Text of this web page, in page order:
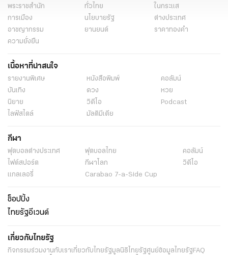
พระราชสำนัก ทั่วไทย
ในกระแส
การเมือง
นโยบายรัฐ
ต่างประเทศ
อาชญากรรม
ยานยนต์
ราคาทองคำ
ความยั่งยืน
เนื้อหาที่น่าสนใจ
รายงานพิเศษ หนังสือพิมพ์
คอลัมน์
บันเทิง
ดวง
หวย
นิยาย
วิดีโอ
Podcast
ไลฟ์สไตล์
มัลติมีเดีย
กีฬา
ฟุตบอลต่่างประเทศ ฟุตบอลไทย
คอลัมน์
ไฟต์สปอร์ต
กีฬาโลก
วิดีโอ
แกลเลอรี่
Carabao 7-a-Side Cup
ช็อปปิ้ง
ไทยรัฐอีเวนต์
เกี่ยวกับไทยรัฐ
กิจกรรมร่วมงานกับเราเกี่ยวกับไทยรัฐมูลนิธิไทยรัฐศูนย์ข้อมูลไทยรัฐFAQ